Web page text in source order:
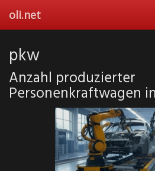
main
oli.net
pkw
Anzahl produzierter
Personenkraftwagen